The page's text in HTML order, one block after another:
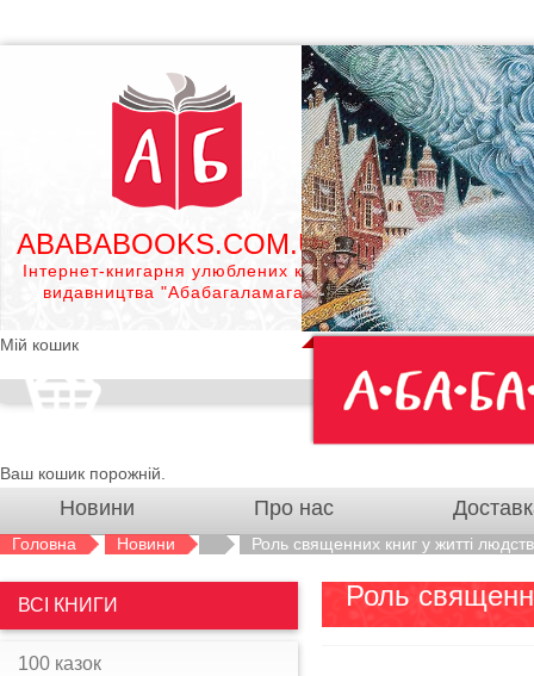
ABABABOOKS.COM.UA
Інтернет-книгарня улюблених книг
видавництва "Абабагаламага"
Мій кошик
Ваш кошик порожній.
Новини Про нас
Головна Новини Роль священних книг у житті
Роль
ВСІ КНИГИ
100 казок